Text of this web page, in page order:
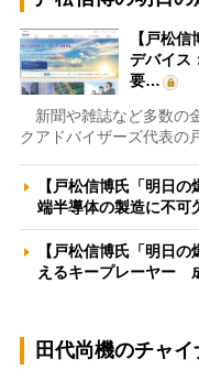
【戸松
デバイス
要…
新聞や雑誌など多数の
クアドバイザーズ代表の
【戸松信博氏「明日
端半導体の製造に不
【戸松信博氏「明日
えるキープレーヤー
田代尚機のチャ